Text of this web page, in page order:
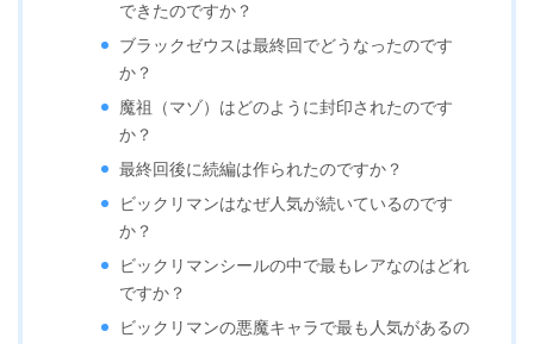
できたのですか？
ブラックゼウスは最終回でどうなったのです
か？
魔祖（マゾ）はどのように封印されたのです
か？
最終回後に続編は作られたのですか？
ビックリマンはなぜ人気が続いているのです
か？
ビックリマンシールの中で最もレアなのはどれ
ですか？
ビックリマンの悪魔キャラで最も人気があるの